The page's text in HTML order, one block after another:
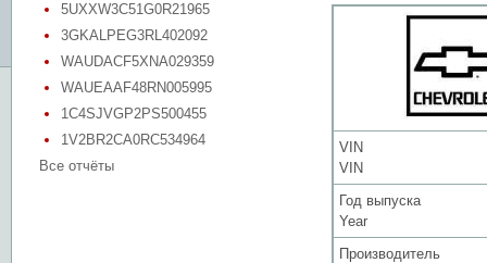
5UXXW3C51G0R21965
3GKALPEG3RL402092
WAUDACF5XNA029359
WAUEAAF48RN005995
1C4SJVGP2PS500455
1V2BR2CA0RC534964
Все отчёты
VIN
VIN
Год выпуска
Year
Производитель